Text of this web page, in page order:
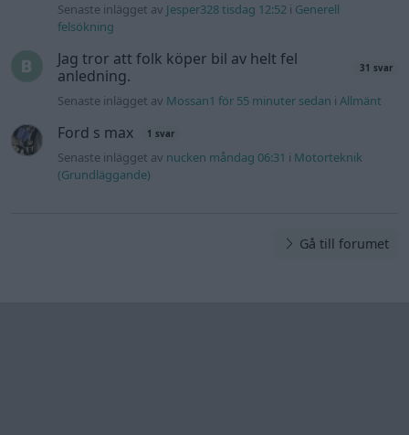
Senaste inlägget av Jesper328 tisdag 12:52 i Generell
felsökning
Jag tror att folk köper bil av helt fel
anledning.
31 svar
Senaste inlägget av Mossan1 för 55 minuter sedan iAllmänt
Ford s max 1 svar
Senaste inlägget av nucken måndag 06:31 i Motorteknik
(Grundläggande)
Gå till forumet